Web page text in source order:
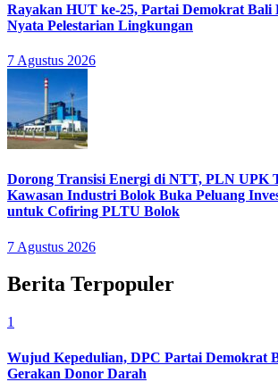
Rayakan HUT ke-25, Partai Demokrat
Nyata Pelestarian Lingkungan
7 Agustus 2026
Dorong Transisi Energi di NTT, PLN UPK
Kawasan Industri Bolok Buka Peluang
untuk Cofiring PLTU Bolok
7 Agustus 2026
Berita Terpopuler
1
Wujud Kepedulian, DPC Partai Demokrat
Gerakan Donor Darah